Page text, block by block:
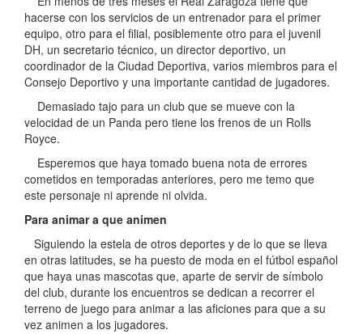
hacerse con los servicios de un entrenador para el primer
equipo, otro para el filial, posiblemente otro para el juvenil
DH, un secretario técnico, un director deportivo, un
coordinador de la Ciudad Deportiva, varios miembros para el
Consejo Deportivo y una importante cantidad de jugadores.
Demasiado tajo para un club que se mueve con la
velocidad de un Panda pero tiene los frenos de un Rolls
Royce.
Esperemos que haya tomado buena nota de errores
cometidos en temporadas anteriores, pero me temo que
este personaje ni aprende ni olvida.
Para animar a que animen
Siguiendo la estela de otros deportes y de lo que se lleva
en otras latitudes, se ha puesto de moda en el fútbol español
que haya unas mascotas que, aparte de servir de símbolo
del club, durante los encuentros se dedican a recorrer el
terreno de juego para animar a las aficiones para que a su
vez animen a los jugadores.